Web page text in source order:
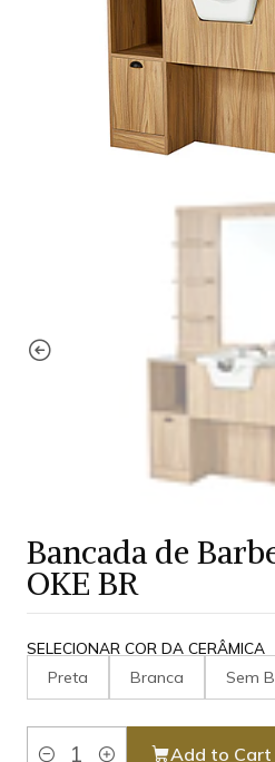
Bancada de
OKE BR
SELECIONAR COR DA CERÂMICA
Preta Branca Sem
Add to Cart